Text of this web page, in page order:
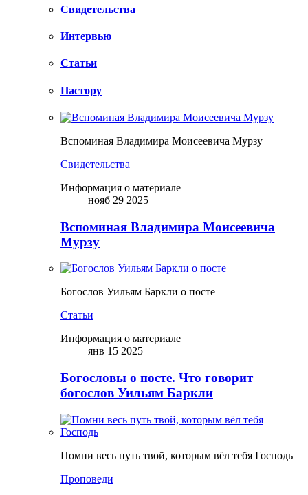
Свидетельства
Интервью
Статьи
Пастору
Вспоминая Владимира Моисеевича Мурзу
Свидетельства
Информация о материале
нояб 29 2025
Вспоминая Владимира Моисеевича
Мурзу
Богослов Уильям Баркли о посте
Статьи
Информация о материале
янв 15 2025
Богословы о посте. Что говорит
богослов Уильям Баркли
Помни весь путь твой, которым вёл тебя Господь
Проповеди